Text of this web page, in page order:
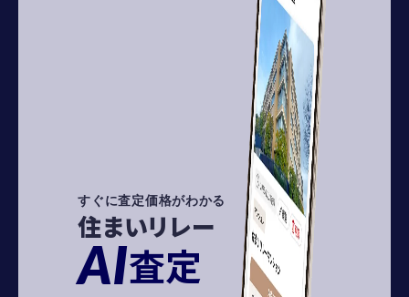
すぐに査定価格がわかる
住まいリレー
AI査定